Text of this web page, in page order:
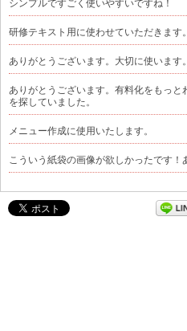
シンプルですごく使いやすいですね！
研修テキスト用に使わせていただきます。
ありがとうございます。大切に使います。
ありがとうございます。有料化をもっ
を探していました。
メニュー作成に使用いたします。
こういう紙袋の画像が欲しかったです！